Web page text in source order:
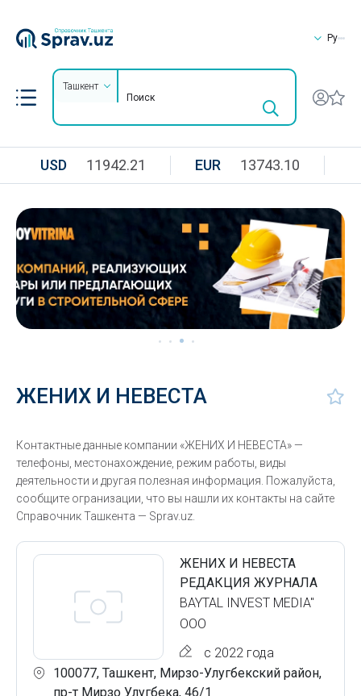
Ру
Ташкент
USD 11942.21 EUR 13743.10
ЖЕНИХ И НЕВЕСТА
Контактные данные компании «ЖЕНИХ И НЕВЕСТА» —
телефоны, местонахождение, режим работы, виды
деятельности и другая полезная информация. Пожалуйста,
сообщите огранизации, что вы нашли их контакты на сайте
Справочник Ташкента — Sprav.uz.
ЖЕНИХ И НЕВЕСТА
РЕДАКЦИЯ ЖУРНАЛА
BAYTAL INVEST MEDIA"
ООО
с 2022 года
100077, Ташкент, Мирзо-Улугбекский район,
пр-т Мирзо Улугбека, 46/1